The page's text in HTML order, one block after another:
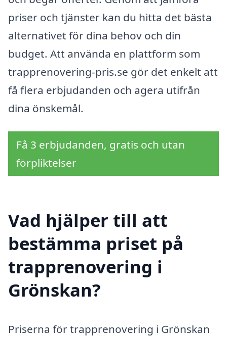
priser och tjänster kan du hitta det bästa
alternativet för dina behov och din
budget. Att använda en plattform som
trapprenovering-pris.se gör det enkelt att
få flera erbjudanden och agera utifrån
dina önskemål.
Få 3 erbjudanden, gratis och utan
förpliktelser
Vad hjälper till att
bestämma priset på
trapprenovering i
Grönskan?
Priserna för trapprenovering i Grönskan